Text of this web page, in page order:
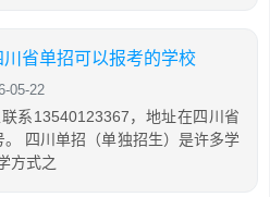
省单招可以报考的学校
05-22
系13540123367，地址在四川省
四川单招（单独招生）是许多学
方式之